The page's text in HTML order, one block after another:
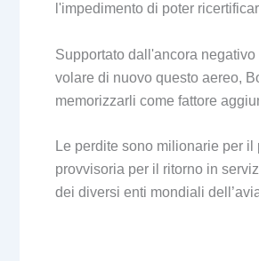
l'impedimento di poter
Supportato dall'ancora
volare di nuovo questo aereo,
memorizzarli come fattore
Le perdite sono milionarie per
provvisoria per il ritorno in
dei diversi enti mondiali